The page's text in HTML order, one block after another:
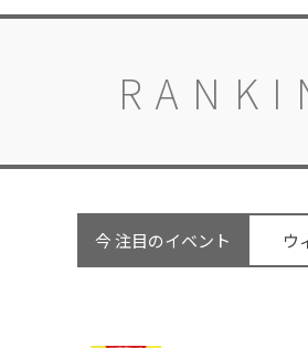
今 注目のイベント ウ